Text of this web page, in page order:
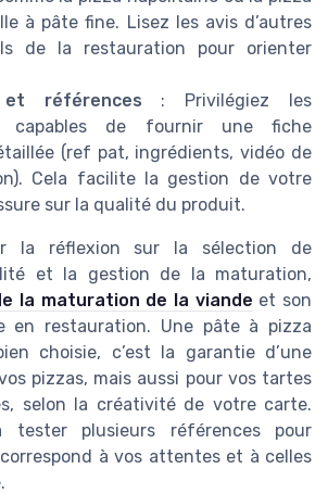
à pâte fine. Lisez les avis d’autres
de la restauration pour orienter
et références : Privilégiez les
capables de fournir une fiche
(ref pat, ingrédients, vidéo de
Cela facilite la gestion de votre
sur la qualité du produit.
la réflexion sur la sélection de
et la gestion de la maturation,
la maturation de la viande et son
en restauration. Une pâte à pizza
choisie, c’est la garantie d’une
pizzas, mais aussi pour vos tartes
selon la créativité de votre carte.
tester plusieurs références pour
à vos attentes et à celles